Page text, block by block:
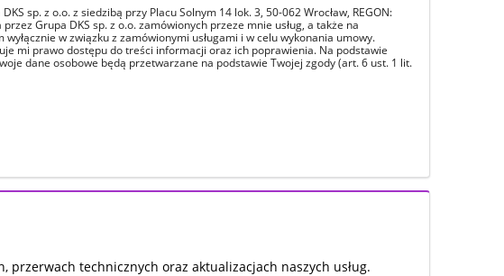
sp. z o.o. z siedzibą przy Placu Solnym 14 lok. 3, 50-062 Wrocław, REGON:
Grupa DKS sp. z o.o. zamówionych przeze mnie usług, a także na
w związku z zamówionymi usługami i w celu wykonania umowy.
mi prawo dostępu do treści informacji oraz ich poprawienia. Na podstawie
dane osobowe będą przetwarzane na podstawie Twojej zgody (art. 6 ust. 1 lit.
technicznych oraz aktualizacjach naszych usług.